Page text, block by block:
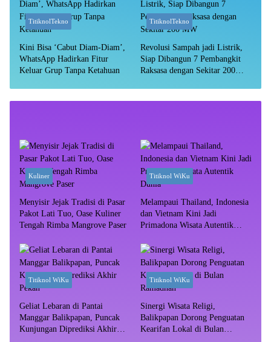
TitiknolTekno
Kini Bisa ‘Cabut Diam-Diam’,
WhatsApp Hadirkan Fitur
Keluar Grup Tanpa Ketahuan
TitiknolTekno
Revolusi Sampah jadi Listrik,
Siap Dibangun 7 Pembangkit
Raksasa dengan Sekitar 200
Kuliner
Menyisir Jejak Tradisi di Pasar
Pakot Lati Tuo, Oase Kuliner
Tengah Rimba Mangrove Paser
Titiknol WiKu
Melampaui Thailand, Indonesia
dan Vietnam Kini Jadi
Primadona Wisata Autentik
Titiknol WiKu
Geliat Lebaran di Pantai
Manggar Balikpapan, Puncak
Kunjungan Diprediksi Akhir
Titiknol WiKu
Sinergi Wisata Religi,
Balikpapan Dorong Penguatan
Kearifan Lokal di Bulan